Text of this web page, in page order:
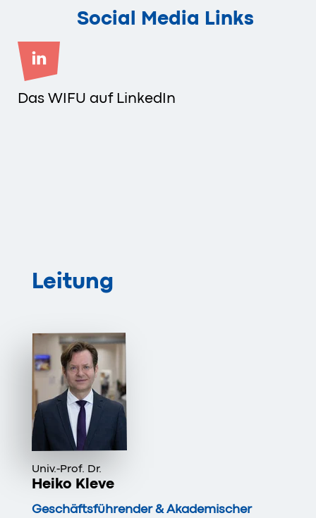
Social Media Links
Das WIFU auf LinkedIn
Leitung
Univ.-Prof. Dr.
Heiko Kleve
Geschäftsführender & Akademischer